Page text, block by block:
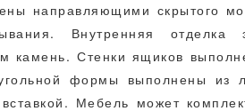
направляющими скрытого
Внутренняя
камень. Стенки ящиков
формы выполнены из
Мебель может